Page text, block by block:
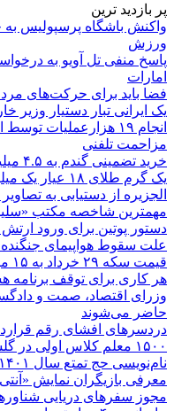
پر بازدید ترین
واکنش باشگاه پرسپولیس به
ورزش
پاسخ منفی تل آویو به
امارات
فضا باید برای حرکت‌های
یک ایرانی تبار دستیار وزیر
انجام ۱۹ هزارعملیات
مزاحمت تلفنی
خرید تضمینی گندم به ۴.۵ میلیون تن رسید
یک گرم طلای ۱۸ عیار یک میلیون و ۲۱۰ هزار تومان معامله شد
الجزیره از دستیابی به
مهمترین شاخصه مکتب
دستور پوتین برای ورود
علت سقوط هواپیمای جنگنده F۱۴ در اصفهان مشخص شد
قیمت سکه ۲۹ خرداد به ۱۵ میلیون و ۴۳۰ هزار تومان رسید
هر کاری برای توقف برنامه
حاضر می‌شوند
دردسرهای افشای رقم
۱۵۰۰ معلم کلاس اولی در گلستان مشخص شدند
نام‌نویسی حج تمتع سال ۱۴۰۱ آغاز شد
معرفی بازیگران نمایش
مجوز سفرهای دریایی